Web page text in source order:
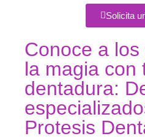
Solicita
Conoce a
la magia con
dentadura:
Protesis